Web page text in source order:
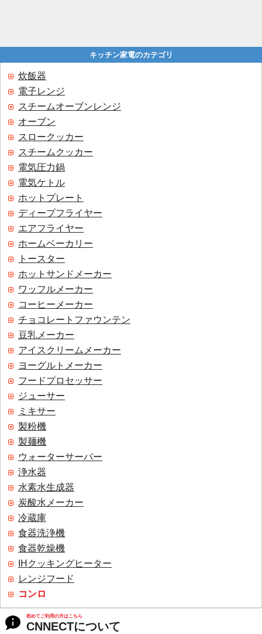
キッチン家電のカテゴリ
炊飯器
電子レンジ
スチームオーブンレンジ
オーブン
スロークッカー
スチームクッカー
電気圧力鍋
電気ケトル
ホットプレート
ディープフライヤー
エアフライヤー
ホームベーカリー
トースター
ホットサンドメーカー
ワッフルメーカー
コーヒーメーカー
チョコレートファウンテン
豆乳メーカー
アイスクリームメーカー
ヨーグルトメーカー
フードプロセッサー
ジューサー
ミキサー
製粉機
製麺機
ウォーターサーバー
浄水器
水素水生成器
炭酸水メーカー
冷蔵庫
食器洗浄機
食器乾燥機
IHクッキングヒーター
レンジフード
コンロ
初めてご利用の方はこちら
CNNECTについて